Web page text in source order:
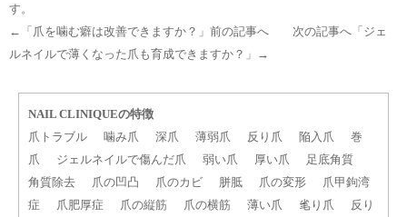
す。
←「 爪を噛む癖は改善できますか？ 」前の記事へ 次の記事へ「ジェ
ルネイルで薄くなった爪も育成できますか？ 」→
NAIL CLINIQUEの特徴
爪トラブル
噛み爪 深爪 薄弱爪 反り爪 陥入爪
巻
爪
ジェルネイルで傷んだ爪 弱い爪 厚い爪
足底角質
角質除去
爪の凹凸 爪のカビ 胼胝 爪の変形
爪甲鉤湾
症
爪肥厚症 爪の縦筋 爪の横筋 薄い爪 毟り爪
反り